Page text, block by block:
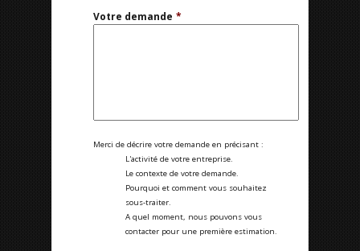
Votre demande *
Merci de décrire votre demande en précisant :
L'activité de votre entreprise.
Le contexte de votre demande.
Pourquoi et comment vous souhaitez
sous-traiter.
A quel moment, nous pouvons vous
contacter pour une première estimation.